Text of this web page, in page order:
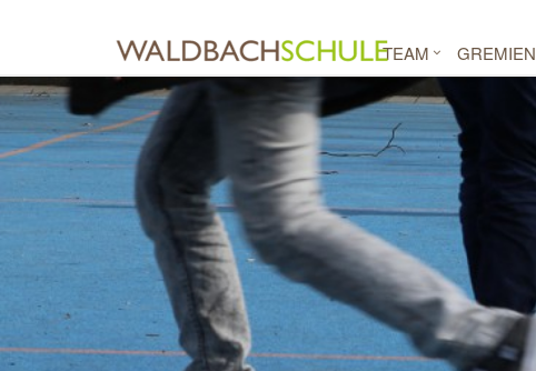
TEAM GREMIEN